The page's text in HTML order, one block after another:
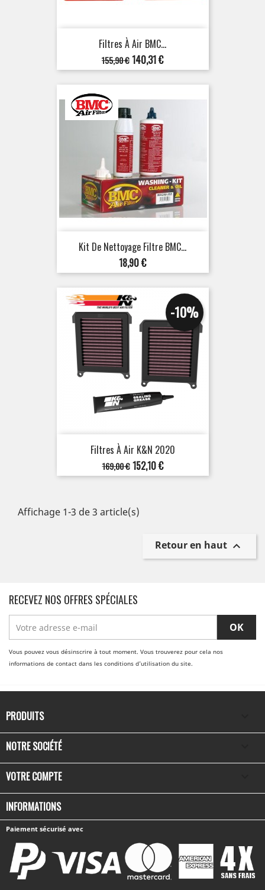
Filtres À Air BMC...
Prix
de
base
155,90 €Prix
140,31 €
Kit De Nettoyage Filtre BMC...
Prix
18,90 €
Filtres À Air K&N 2020
Prix
de
169,00 €
-10%
Prix
152,10 €
Affichage 1-3 de 3 article(s)
Retour en haut 
RECEVEZ NOS OFFRES SPÉCIALES
Vous pouvez vous désinscrire à tout moment. Vous trouverez pour cela nos
informations de contact dans les conditions d'utilisation du site.
PRODUITS
NOTRE SOCIÉTÉ
VOTRE COMPTE
INFORMATIONS
Paiement sécurisé avec